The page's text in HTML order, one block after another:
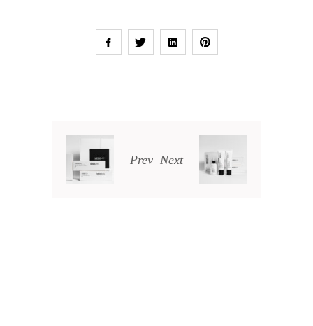
Prev Next